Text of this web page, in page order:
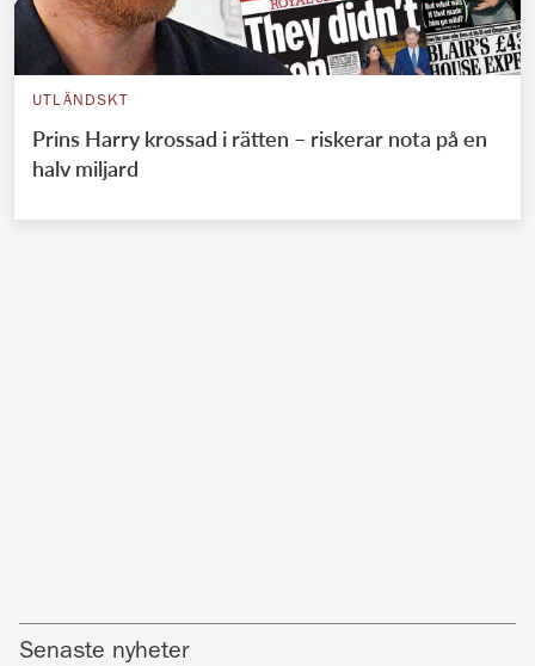
UTLÄNDSKT
Prins Harry krossad i rätten – riskerar nota på en
halv miljard
Senaste nyheter